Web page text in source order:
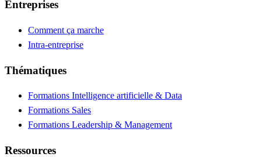
Entreprises
Comment ça marche
Intra-entreprise
Thématiques
Formations Intelligence artificielle & Data
Formations Sales
Formations Leadership & Management
Ressources